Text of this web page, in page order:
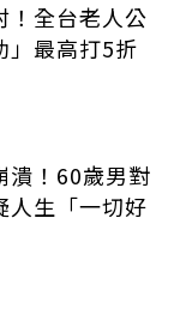
！全台老人公
」最高打5折
潰！60歲男對
人生「一切好